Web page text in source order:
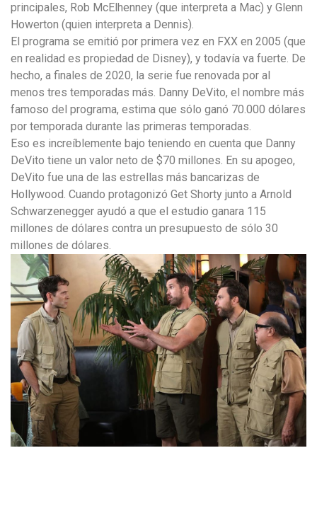
principales, Rob McElhenney (que interpreta a Mac) y Glenn
Howerton (quien interpreta a Dennis).
El programa se emitió por primera vez en FXX en 2005 (que
en realidad es propiedad de Disney), y todavía va fuerte. De
hecho, a finales de 2020, la serie fue renovada por al
menos tres temporadas más. Danny DeVito, el nombre más
famoso del programa, estima que sólo ganó 70.000 dólares
por temporada durante las primeras temporadas.
Eso es increíblemente bajo teniendo en cuenta que Danny
DeVito tiene un valor neto de $70 millones. En su apogeo,
DeVito fue una de las estrellas más bancarizas de
Hollywood. Cuando protagonizó Get Shorty junto a Arnold
Schwarzenegger ayudó a que el estudio ganara 115
millones de dólares contra un presupuesto de sólo 30
millones de dólares.